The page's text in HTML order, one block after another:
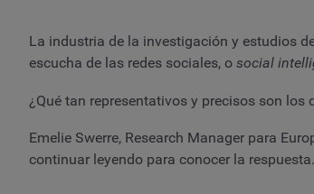
La industria de la investigación y estudios
escucha de las redes sociales, o social
¿Qué tan representativos y precisos son
Emelie Swerre, Research Manager para
continuar leyendo para conocer la respuesta.